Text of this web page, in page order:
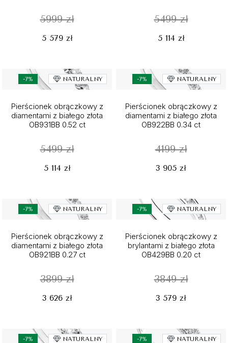
5999 zł
5 579 zł
5499 zł
5 114 zł
-7% NATURALNY
Pierścionek obrączkowy z
diamentami z białego złota
OB931BB 0.52 ct
5499 zł
5 114 zł
-7% NATURALNY
Pierścionek obrączkowy z
diamentami z białego złota
OB922BB 0.34 ct
4199 zł
3 905 zł
-7% NATURALNY
Pierścionek obrączkowy z
diamentami z białego złota
OB921BB 0.27 ct
3899 zł
3 626 zł
-7% NATURALNY
Pierścionek obrączkowy z
brylantami z białego złota
OB429BB 0.20 ct
3849 zł
3 579 zł
-7% NATURALNY -7% NATURALNY